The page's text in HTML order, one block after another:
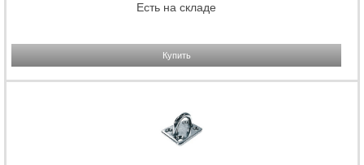
Есть на складе
Купить